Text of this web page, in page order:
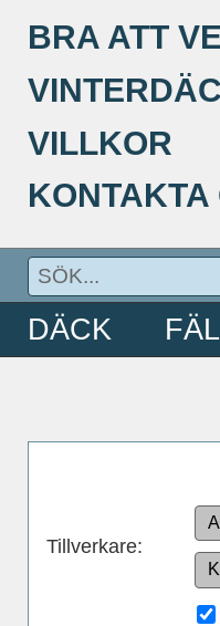
BRA ATT
VILLKOR
KONTAKTA
DÄCK
Tillverkare: